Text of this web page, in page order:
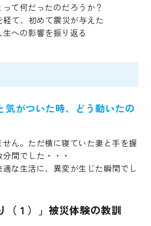
て何だったのだろうか？
て、初めて震災が与えた
への影響を振り返る
気がついた時、どう動いたの
ん。ただ横に寝ていた妻と手を握
間でした・・・
な生活に、異変が生じた瞬間でし
（１）」被災体験の教訓